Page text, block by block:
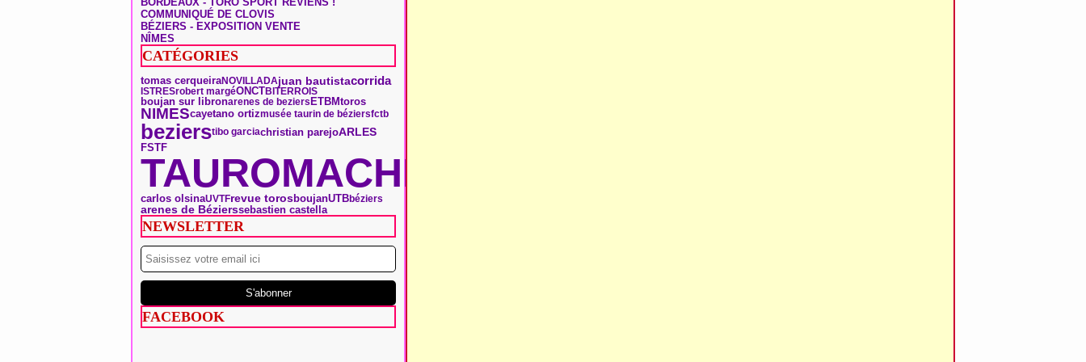
COMMUNIQUÉ DE CLOVIS
BÉZIERS - EXPOSITION VENTE
NÎMES
CATÉGORIES
tomas cerqueiraNOVILLADAjuan bautistacorrida
ISTRESrobert margéONCTBITERROIS
boujan sur libronarenes de beziers ETBMtoros
NIMEScayetano ortizmusée taurin de béziersfctb
bezierstibo garciachristian parejoARLES
FSTF
TAUROMACHIE
carlos olsinaUVTFrevue torosboujanUTBbéziers
arenes de Bézierssebastien castella
NEWSLETTER
FACEBOOK